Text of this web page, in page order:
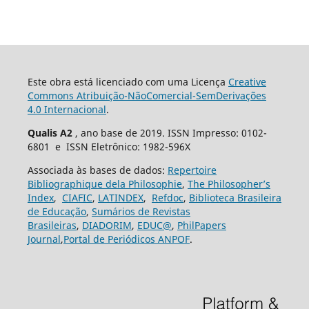
Este obra está licenciado com uma Licença Creative
Commons Atribuição-NãoComercial-SemDerivações
4.0 Internacional.
Qualis A2 , ano base de 2019. ISSN Impresso: 0102-
6801 e ISSN Eletrônico: 1982-596X
Associada às bases de dados: Repertoire
Bibliographique dela Philosophie, The Philosopher’s
Index, CIAFIC, LATINDEX, Refdoc, Biblioteca Brasileira
de Educação, Sumários de Revistas
Brasileiras, DIADORIM, EDUC@, PhilPapers
Journal,Portal de Periódicos ANPOF.